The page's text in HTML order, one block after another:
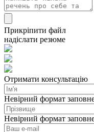
Прикріпити файл
надіслати резюме
Отримати консультацію
Невірний формат
Невірний формат